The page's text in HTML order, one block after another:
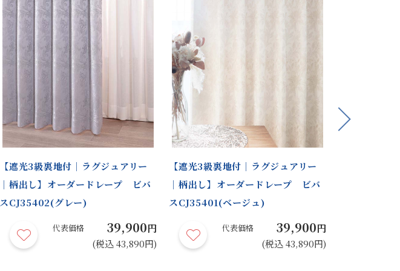
【遮光3級裏地付｜ラグジュアリー
｜柄出し】オーダードレープ ビバ
スCJ35402(グレー)
代表価格 39,900円
(税込 43,890円)
【遮光3級裏地付｜ラグジュアリー
｜柄出し】オーダードレープ ビバ
スCJ35401(ベージュ)
代表価格 39,900円
(税込 43,890円)
Next